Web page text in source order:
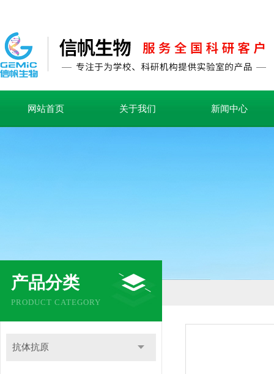
网站首页 关于我们 新闻中心
产品分类
PRODUCT CATEGORY
抗体抗原